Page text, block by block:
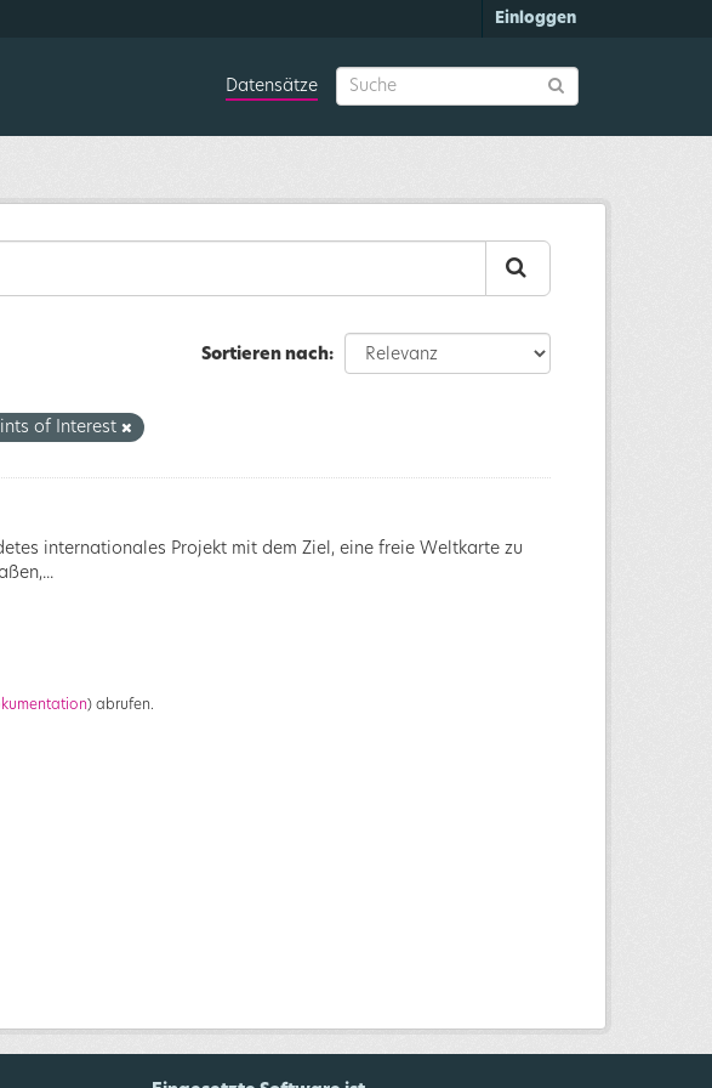
Einloggen
Datensätze
Sortieren nach
of Interest
internationales Projekt mit dem Ziel, eine freie Weltkarte zu
) abrufen.